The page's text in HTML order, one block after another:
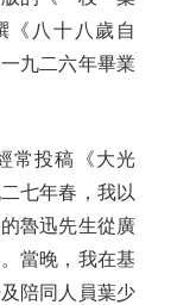
《八十八歲自
九二六年畢業
投稿《大光
七年春，我以
魯迅先生從廣
當晚，我在基
陪同人員葉少